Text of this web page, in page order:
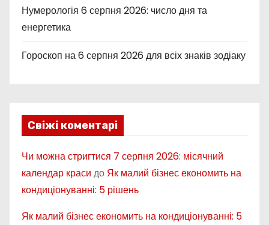
Нумерологія 6 серпня 2026: число дня та
енергетика
Гороскоп на 6 серпня 2026 для всіх знаків зодіаку
Свіжі коментарі
Чи можна стригтися 7 серпня 2026: місячний
календар краси до Як малий бізнес економить на
кондиціонуванні: 5 рішень
Як малий бізнес економить на кондиціонуванні: 5